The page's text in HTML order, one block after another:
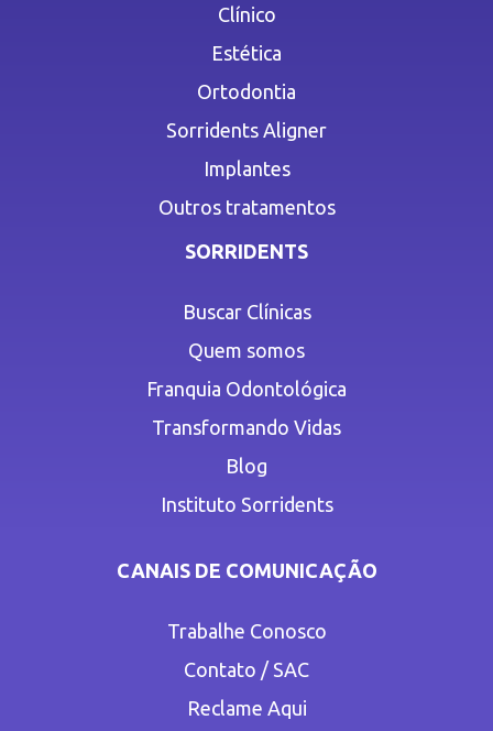
Clínico
Estética
Ortodontia
Sorridents Aligner
Implantes
Outros tratamentos
SORRIDENTS
Buscar Clínicas
Quem somos
Franquia Odontológica
Transformando Vidas
Blog
Instituto Sorridents
CANAIS DE COMUNICAÇÃO
Trabalhe Conosco
Contato / SAC
Reclame Aqui